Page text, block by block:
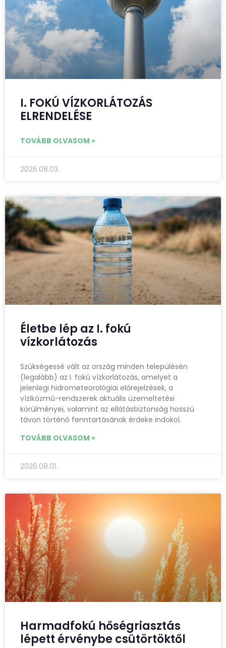
I. FOKÚ VÍZKORLÁTOZÁS
ELRENDELÉSE
TOVÁBB OLVASOM »
2026.08.03.
Életbe lép az I. fokú
vízkorlátozás
Szükségessé vált az ország minden településén
(legalább) az I. fokú vízkorlátozás, amelyet a
jelenlegi hidrometeorológiai előrejelzések, a
víziközmű-rendszerek aktuális üzemeltetési
körülményei, valamint az ellátásbiztonság hosszú
távon történő fenntartásának érdeke indokol.
TOVÁBB OLVASOM »
2026.08.01.
Harmadfokú hőségriasztás
lépett érvénybe csütörtöktől